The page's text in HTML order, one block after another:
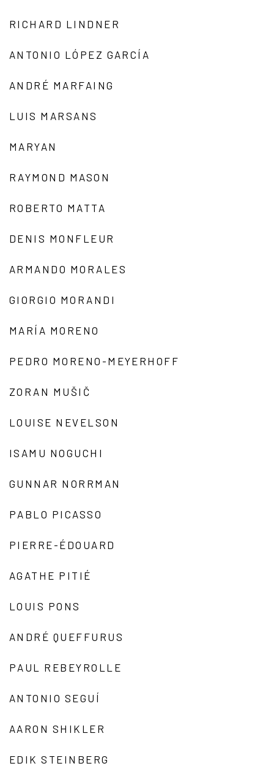
RICHARD LINDNER
ANTONIO LÓPEZ GARCÍA
ANDRÉ MARFAING
LUIS MARSANS
MARYAN
RAYMOND MASON
ROBERTO MATTA
DENIS MONFLEUR
ARMANDO MORALES
GIORGIO MORANDI
MARÍA MORENO
PEDRO MORENO-MEYERHOFF
ZORAN MUŠIČ
LOUISE NEVELSON
ISAMU NOGUCHI
GUNNAR NORRMAN
PABLO PICASSO
PIERRE-ÉDOUARD
AGATHE PITIÉ
LOUIS PONS
ANDRÉ QUEFFURUS
PAUL REBEYROLLE
ANTONIO SEGUÍ
AARON SHIKLER
EDIK STEINBERG